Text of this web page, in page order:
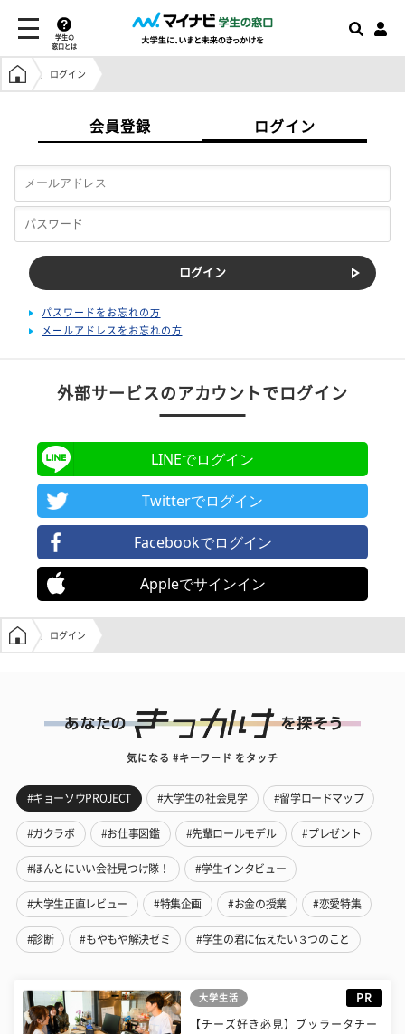
学生の
窓口とは
学生の窓口トップ
ログイン
会員登録 ログイン
パスワードをお忘れの方
メールアドレスをお忘れの方
外部サービスのアカウントでログイン
LINEでログイン
Twitterでログイン
Facebookでログイン
Appleでサインイン
学生の窓口トップ
ログイン
気になる #キーワード をタッチ
#キョーソウPROJECT #大学生の社会見学 #留学ロードマップ
#ガクラボ #お仕事図鑑 #先輩ロールモデル #プレゼント
#ほんとにいい会社見つけ隊！ #学生インタビュー
#大学生正直レビュー #特集企画 #お金の授業 #恋愛特集
#診断 #もやもや解決ゼミ #学生の君に伝えたい３つのこと
大学生活 PR
【チーズ好き必見】ブッラータチー